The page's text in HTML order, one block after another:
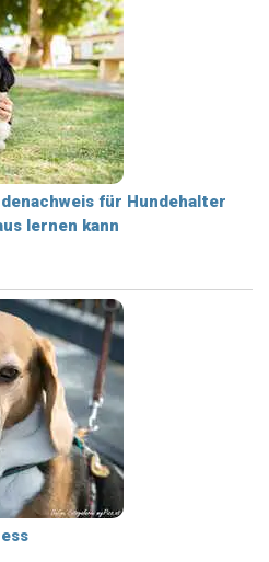
für Hundehalter
lernen kann